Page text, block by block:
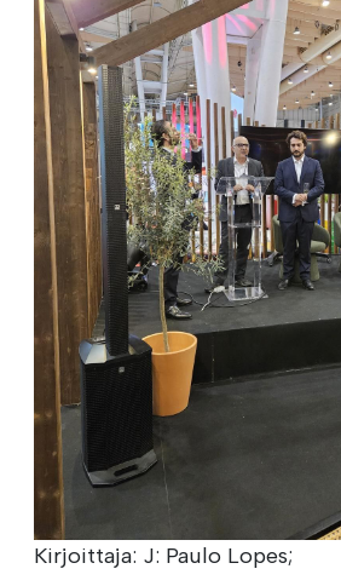
Kirjoittaja: J: Paulo Lopes;